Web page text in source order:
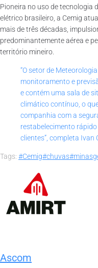
Pioneira no uso de tecnologia
elétrico brasileiro, a Cemig
mais de três décadas,
predominantemente aérea e
território mineiro.
“O setor de
monitoramento e
e contém uma sala de
climático contínuo, o
companhia com a
restabelecimento
clientes”, completa Ivan
Tags: #Cemig#chuvas
Ascom